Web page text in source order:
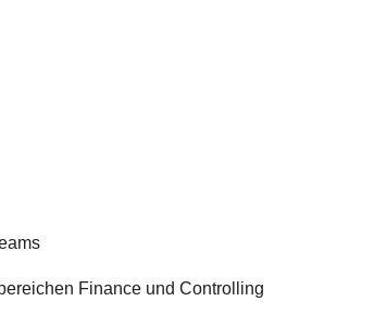
Finance und Controlling